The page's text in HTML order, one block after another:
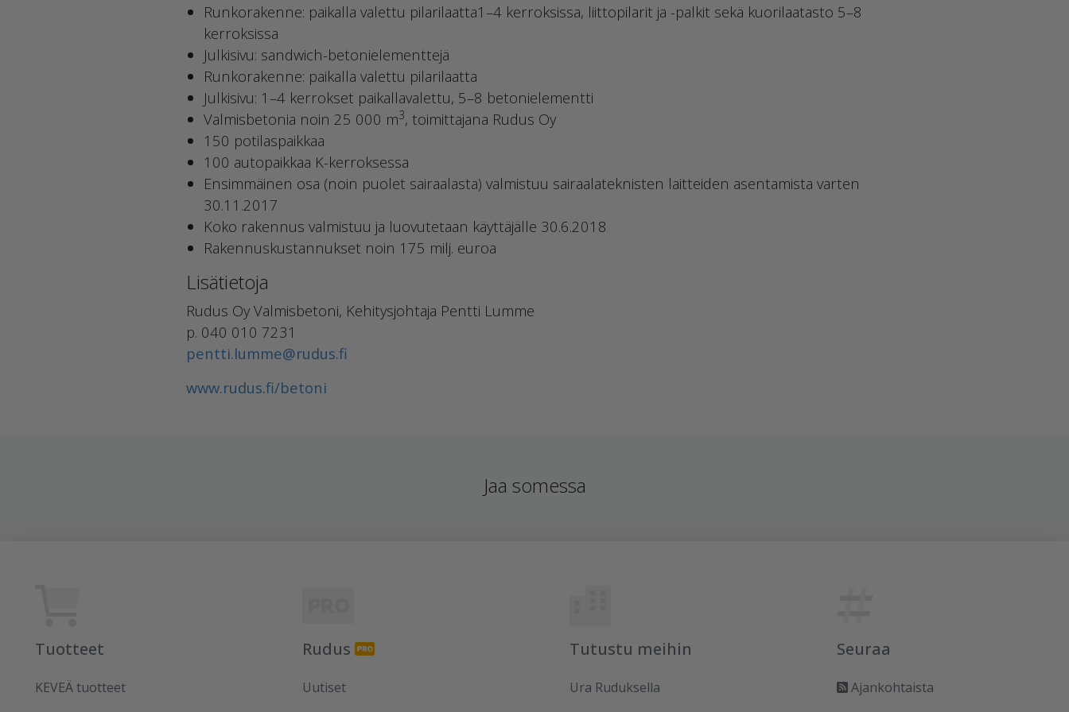
Runkorakenne: paikalla valettu pilarilaatta1–4 kerroksissa, liittopilarit ja -palkit sekä kuorilaatasto 5–8
kerroksissa
Julkisivu: sandwich-betonielementtejä
Runkorakenne: paikalla valettu pilarilaatta
Julkisivu: 1–4 kerrokset paikallavalettu, 5–8 betonielementti
Valmisbetonia noin 25 000 m3, toimittajana Rudus Oy
150 potilaspaikkaa
100 autopaikkaa K-kerroksessa
Ensimmäinen osa (noin puolet sairaalasta) valmistuu sairaalateknisten laitteiden asentamista varten
30.11.2017
Koko rakennus valmistuu ja luovutetaan käyttäjälle 30.6.2018
Rakennuskustannukset noin 175 milj. euroa
Lisätietoja
Rudus Oy Valmisbetoni, Kehitysjohtaja Pentti Lumme
p. 040 010 7231
pentti.lumme@rudus.fi
www.rudus.fi/betoni
Jaa somessa
Tuotteet
KEVEÄ tuotteet
Rudus
Uutiset
Tutustu meihin
Ura Ruduksella
Seuraa
Ajankohtaista